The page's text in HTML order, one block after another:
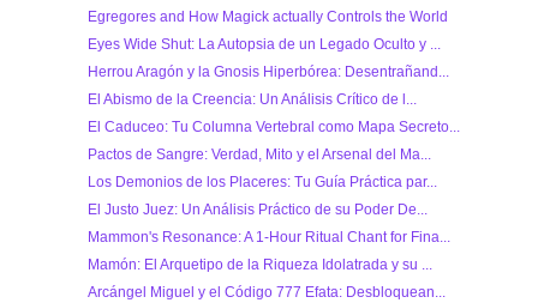
Egregores and How Magick actually Controls the World
Eyes Wide Shut: La Autopsia de un Legado Oculto y ...
Herrou Aragón y la Gnosis Hiperbórea: Desentrañand...
El Abismo de la Creencia: Un Análisis Crítico de l...
El Caduceo: Tu Columna Vertebral como Mapa Secreto...
Pactos de Sangre: Verdad, Mito y el Arsenal del Ma...
Los Demonios de los Placeres: Tu Guía Práctica par...
El Justo Juez: Un Análisis Práctico de su Poder De...
Mammon's Resonance: A 1-Hour Ritual Chant for Fina...
Mamón: El Arquetipo de la Riqueza Idolatrada y su ...
Arcángel Miguel y el Código 777 Efata: Desbloquean...